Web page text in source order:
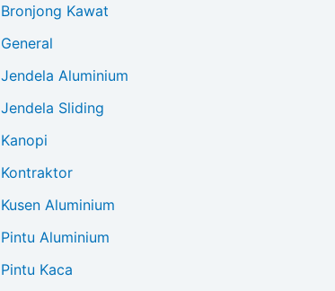
Bronjong Kawat
General
Jendela Aluminium
Jendela Sliding
Kanopi
Kontraktor
Kusen Aluminium
Pintu Aluminium
Pintu Kaca